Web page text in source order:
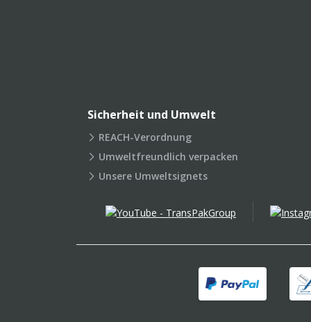
Sicherheit und Umwelt
REACH-Verordnung
Umweltfreundlich verpacken
Unsere Umweltsignets